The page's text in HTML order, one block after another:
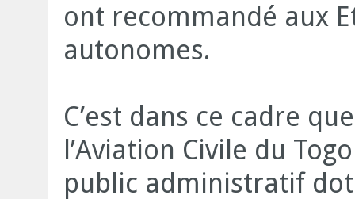
ont recommandé aux
autonomes.
C’est dans ce cadre
l’Aviation Civile du
public administratif